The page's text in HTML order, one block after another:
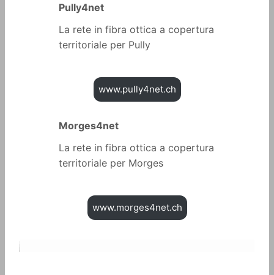
Pully4net
La rete in fibra ottica a copertura
territoriale per Pully
www.pully4net.ch
Morges4net
La rete in fibra ottica a copertura
territoriale per Morges
www.morges4net.ch